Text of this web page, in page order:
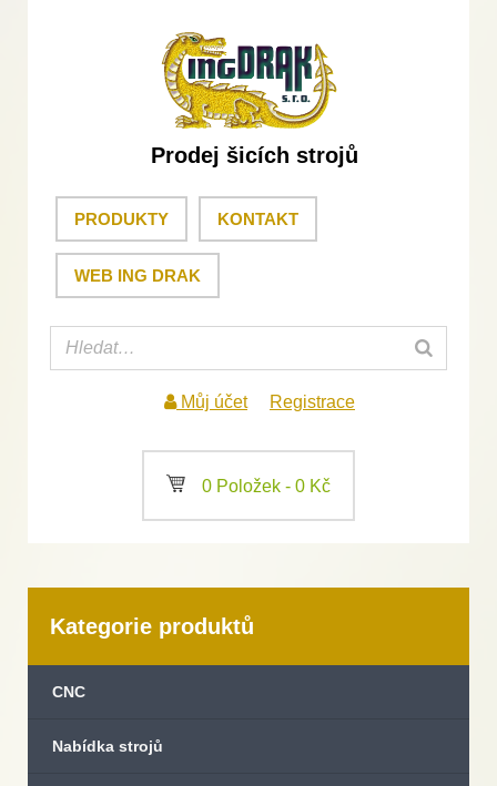
Prodej šicích strojů
PRODUKTY KONTAKT
WEB ING DRAK
Můj účet Registrace
a 0 Položek - 0 Kč
Kategorie produktů
CNC
Nabídka strojů